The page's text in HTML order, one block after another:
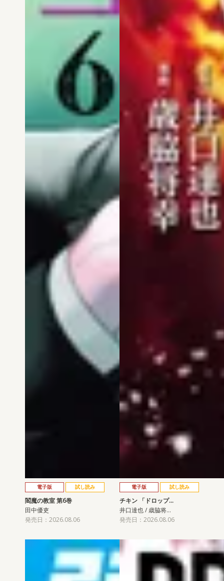
電子版 試し読み
閻魔の教室 第6巻
田中優吏
発売日：2026.08.06
電子版 試し読み
チキン 「ドロップ…
井口達也 / 歳脇将…
発売日：2026.08.06